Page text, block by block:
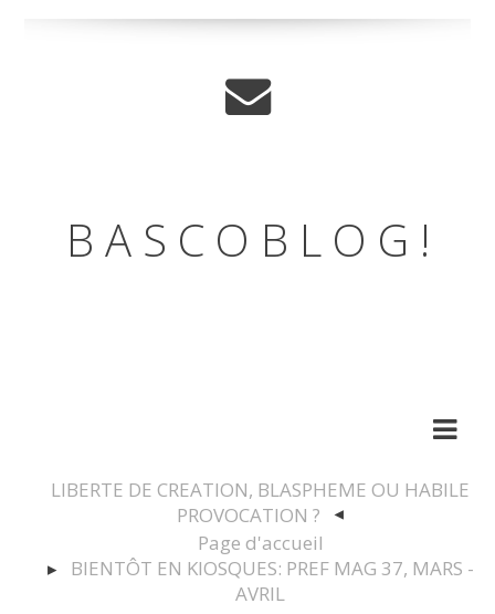
B A S C O B L O G !
LIBERTE DE CREATION, BLASPHEME OU HABILE
PROVOCATION ?
Page d'accueil
BIENTÔT EN KIOSQUES: PREF MAG 37, MARS -
AVRIL